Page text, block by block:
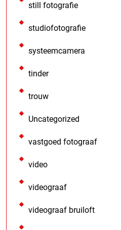
still fotografie
studiofotografie
systeemcamera
tinder
trouw
Uncategorized
vastgoed fotograaf
video
videograaf
videograaf bruiloft